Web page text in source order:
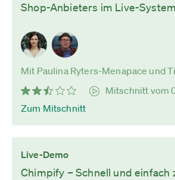
Shop-Anbieters im Live-
Mit Paulina Ryters-Menapace und
Mitschnitt vom
Zum Mitschnitt
Live-Demo
Chimpify – Schnell und einfach